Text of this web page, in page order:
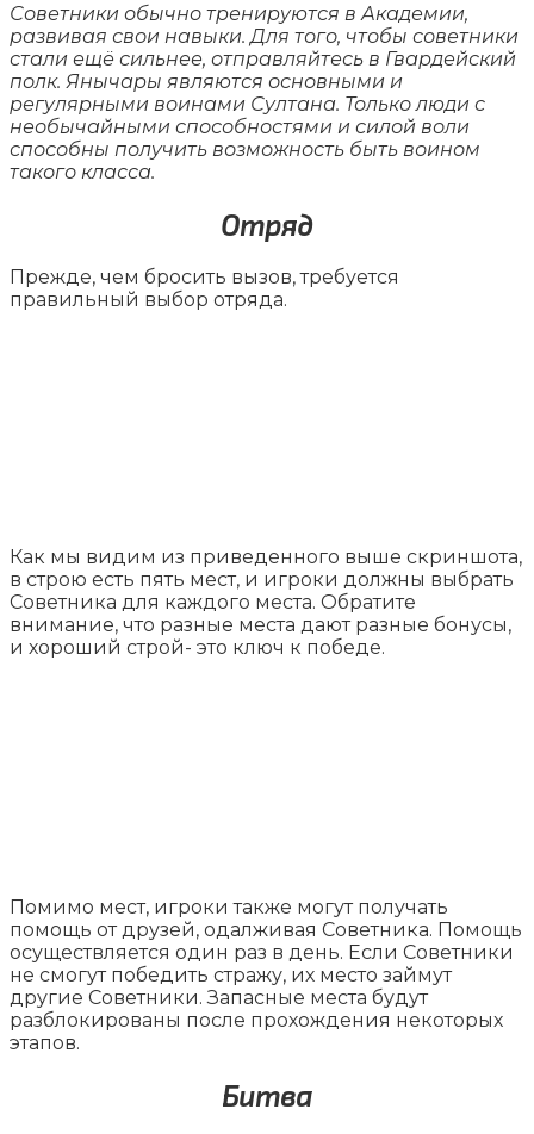
Советники обычно тренируются в Академии,
развивая свои навыки. Для того, чтобы советники
стали ещё сильнее, отправляйтесь в Гвардейский
полк. Янычары являются основными и
регулярными воинами Султана. Только люди с
необычайными способностями и силой воли
способны получить возможность быть воином
такого класса.
Отряд
Прежде, чем бросить вызов, требуется
правильный выбор отряда.
Как мы видим из приведенного выше скриншота,
в строю есть пять мест, и игроки должны выбрать
Советника для каждого места. Обратите
внимание, что разные места дают разные бонусы,
и хороший строй- это ключ к победе.
Помимо мест, игроки также могут получать
помощь от друзей, одалживая Советника. Помощь
осуществляется один раз в день. Если Советники
не смогут победить стражу, их место займут
другие Советники. Запасные места будут
разблокированы после прохождения некоторых
этапов.
Битва